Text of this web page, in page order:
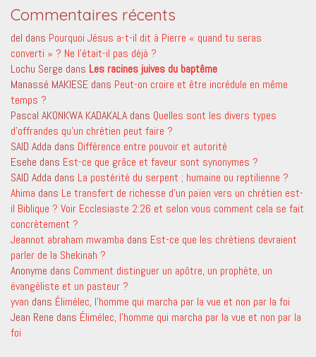
Commentaires récents
del dans Pourquoi Jésus a-t-il dit à Pierre « quand tu seras
converti » ? Ne l’était-il pas déjà ?
Lochu Serge dans Les racines juives du baptême
Manassé MAKIESE dans Peut-on croire et être incrédule en même
temps ?
Pascal AKONKWA KADAKALA dans Quelles sont les divers types
d’offrandes qu’un chrétien peut faire ?
SAID Adda dans Différence entre pouvoir et autorité
Esehe dans Est-ce que grâce et faveur sont synonymes ?
SAID Adda dans La postérité du serpent ; humaine ou reptilienne ?
Ahima dans Le transfert de richesse d’un païen vers un chrétien est-
il Biblique ? Voir Ecclesiaste 2:26 et selon vous comment cela se fait
concrètement ?
Jeannot abraham mwamba dans Est-ce que les chrétiens devraient
parler de la Shekinah ?
Anonyme dans Comment distinguer un apôtre, un prophète, un
évangéliste et un pasteur ?
yvan dans Élimélec, l’homme qui marcha par la vue et non par la foi
Jean Rene dans Élimélec, l’homme qui marcha par la vue et non par la
foi